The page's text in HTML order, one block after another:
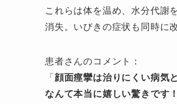
これらは体を温め、水分代謝
消失。いびきの症状も同時に
患者さんのコメント：
「 顔面痙攣は治りにくい病気
なんて本当に嬉しい驚きです！